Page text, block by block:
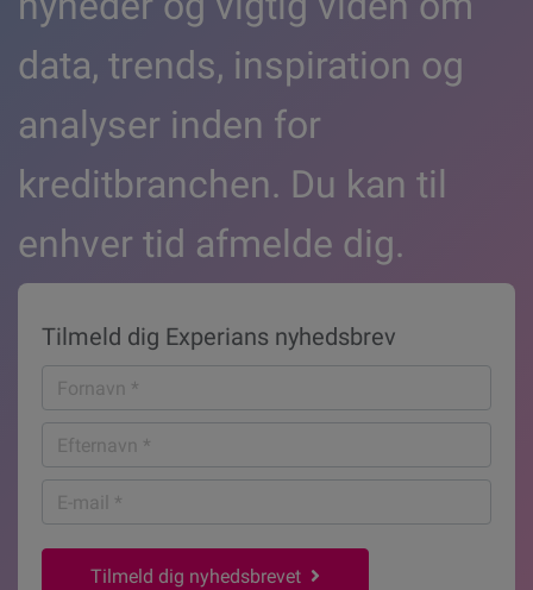
data, trends, inspiration og
analyser inden for
kreditbranchen. Du kan til
enhver tid afmelde dig.
Tilmeld dig Experians nyhedsbrev
Fornavn
*
Efternavn
*
mail
*
Tilmeld dig nyhedsbrevet